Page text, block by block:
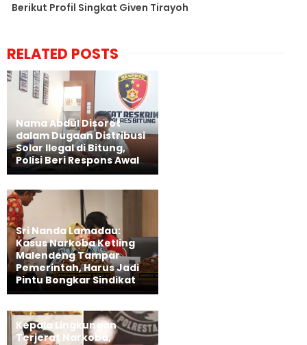
Berikut Profil Singkat Given Tirayoh
RELATED POSTS
Nama Abdul Disorot
dalam Dugaan Distribusi
Solar Ilegal di Bitung,
Polisi Beri Respons Awal
Sri Nanda Lamadau:
Kasus Narkoba Ketling
Malendeng Tampar
Pemerintah, Harus Jadi
Pintu Bongkar Sindikat
Kepala Lingkungan
Terjerat Narkoba,